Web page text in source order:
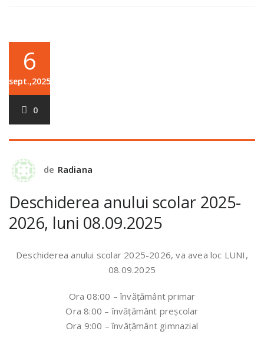
6
sept.,2025
0
de Radiana
Deschiderea anului scolar 2025-
2026, luni 08.09.2025
Deschiderea anului scolar 2025-2026, va avea loc LUNI,
08.09.2025
Ora 08:00 – învățământ primar
Ora 8:00 – învățământ preșcolar
Ora 9:00 – învățământ gimnazial